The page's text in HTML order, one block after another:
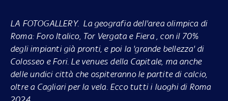
LA FOTOGALLERY. La geografia dell'area olimpica di
Roma: Foro Italico, Tor Vergata e Fiera , con il 70%
degli impianti già pronti, e poi la 'grande bellezza' di
Colosseo e Fori. Le venues della Capitale, ma anche
delle undici città che ospiteranno le partite di calcio,
oltre a Cagliari per la vela. Ecco tutti i luoghi di Roma